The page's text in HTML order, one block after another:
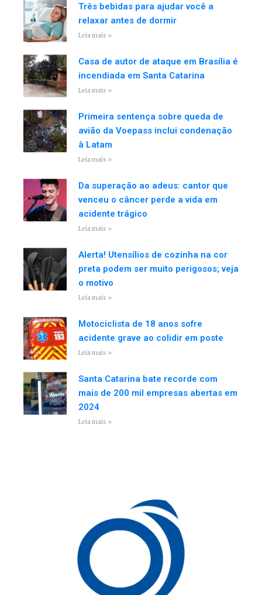
Três bebidas para ajudar você a
relaxar antes de dormir
Leia mais »
Casa de autor de ataque em Brasília é
incendiada em Santa Catarina
Leia mais »
Primeira sentença sobre queda de
avião da Voepass inclui condenação
à Latam
Leia mais »
Da superação ao adeus: cantor que
venceu o câncer perde a vida em
acidente trágico
Leia mais »
Alerta! Utensílios de cozinha na cor
preta podem ser muito perigosos; veja
o motivo
Leia mais »
Motociclista de 18 anos sofre
acidente grave ao colidir em poste
Leia mais »
Santa Catarina bate recorde com
mais de 200 mil empresas abertas em
2024
Leia mais »